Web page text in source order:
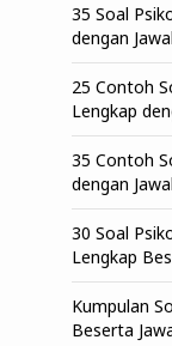
35 Soal
dengan
25 Contoh
Lengkap
35 Contoh
dengan
30 Soal
Lengkap
Kumpulan
Beserta